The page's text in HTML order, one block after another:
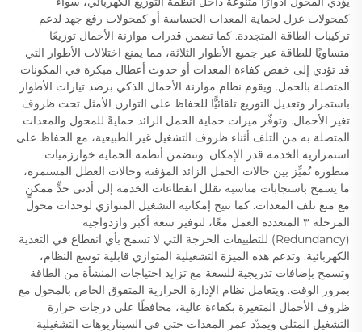
كمحولات عزل لحماية المعدات الحساسة أو كمحولات رفع جهد لدعم
تركيبات الطاقة المتجددة. كما تضمن قدرات موازنة الأحمال توزيعًا
متساويًا للطاقة عبر جميع الأطوار الثلاثة، مما يمنع اختلالات الأطوار التي
قد تؤدي إلى خفض كفاءة المعدات أو حدوث أعطال مبكرة في المكونات
المتصلة بالحمل. ويقوم نظام موازنة الأحمال الذكي برصد تيارات الأطوار
باستمرار وتعديل التوزيع تلقائيًّا للحفاظ على التوازن الأمثل تحت ظروف
تغير الأحمال. وتوفّر ميزات حماية الحمل الزائد حمايةً للمحول والمعدات
المتصلة به من التلف أثناء ظروف التشغيل غير الطبيعية، مع الحفاظ على
استمرارية الخدمة قدر الإمكان. وتتضمن أنظمة الحماية خوارزميات
متطورة تُميِّز بين حالات الحمل الزائد المؤقتة وحالات العطل المستمرة،
ما يسمح باستجابات مناسبة تقلل انقطاعات الخدمة إلى أدنى حدٍّ ممكنٍ
مع منع تلف المعدات. كما تتيح إمكانية التشغيل المتوازي لوحدات محول
المرحلة ٣ المتعددة العمل معًا، لتوفير سعة أكبر وازدواجية
(Redundancy) للتطبيقات الحرجة التي لا تسمح بأي انقطاع في التغذية
الكهربائية. وتدعم هذه الميزة التشغيلية المتوازي قابلية توسع النظام،
وتسمح بإضافات تدريجية للسعة مع تزايد احتياجات المنشأة من الطاقة
بمرور الوقت. ويتعامل نظام الإدارة الحرارية المتفوق الخاص بالمحول مع
ظروف الأحمال المتغيرة بكفاءة عالية، محافظًا على درجات حرارة
التشغيل المثلى ويمدّد عمر المعدات حتى في السيناريوهات التشغيلية